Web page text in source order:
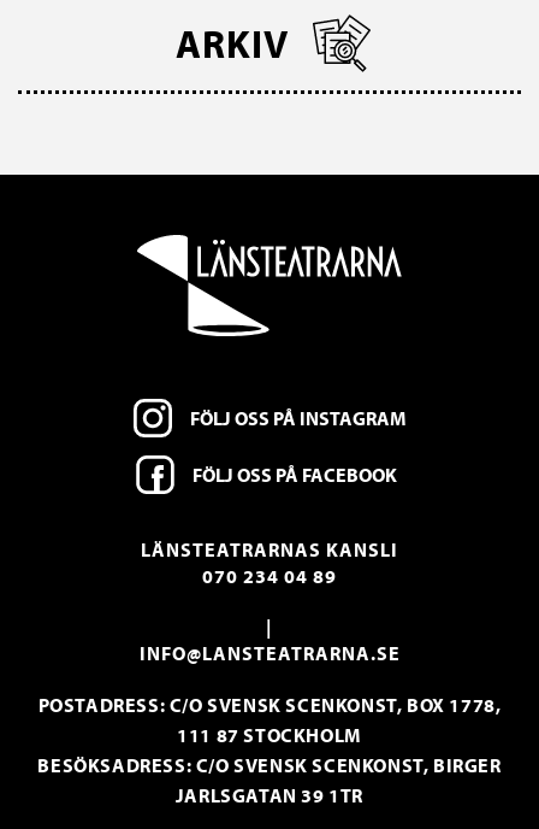
ARKIV
FÖLJ OSS PÅ INSTAGRAM
FÖLJ OSS PÅ FACEBOOK
LÄNSTEATRARNAS KANSLI
070 234 04 89
|
INFO@LANSTEATRARNA.SE
POSTADRESS: C/O SVENSK SCENKONST, BOX 1778,
111 87 STOCKHOLM
BESÖKSADRESS: C/O SVENSK SCENKONST, BIRGER
JARLSGATAN 39 1TR